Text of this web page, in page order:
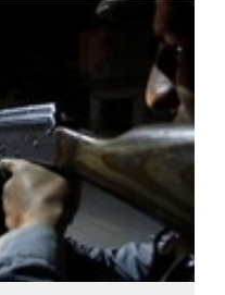
نصف قیمت
بخر!😉